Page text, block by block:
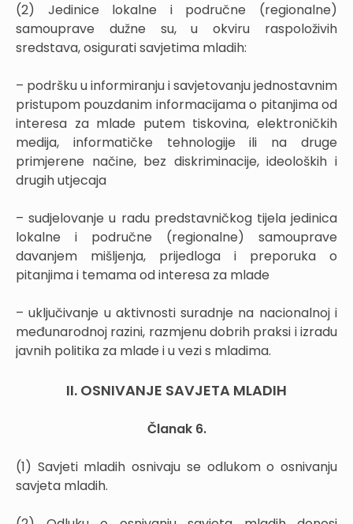
(2) Jedinice lokalne i područne (regionalne)
samouprave dužne su, u okviru raspoloživih
sredstava, osigurati savjetima mladih:
– podršku u informiranju i savjetovanju jednostavnim
pristupom pouzdanim informacijama o pitanjima od
interesa za mlade putem tiskovina, elektroničkih
medija, informatičke tehnologije ili na druge
primjerene načine, bez diskriminacije, ideoloških i
drugih utjecaja
– sudjelovanje u radu predstavničkog tijela jedinica
lokalne i područne (regionalne) samouprave
davanjem mišljenja, prijedloga i preporuka o
pitanjima i temama od interesa za mlade
– uključivanje u aktivnosti suradnje na nacionalnoj i
međunarodnoj razini, razmjenu dobrih praksi i izradu
javnih politika za mlade i u vezi s mladima.
II. OSNIVANJE SAVJETA MLADIH
Članak 6.
(1) Savjeti mladih osnivaju se odlukom o osnivanju
savjeta mladih.